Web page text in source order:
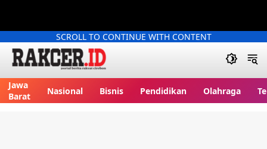
SCROLL TO CONTINUE WITH CONTENT
Jawa
Barat
Nasional Bisnis Pendidikan Olahraga